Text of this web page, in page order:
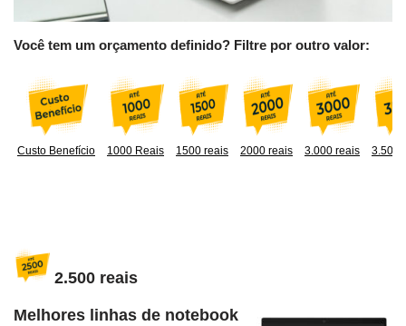
Você tem um orçamento definido? Filtre por outro valor:
Custo Benefício 1000 Reais 1500 reais 2000 reais 3.000 reais 3.500
2.500 reais
Melhores linhas de notebook